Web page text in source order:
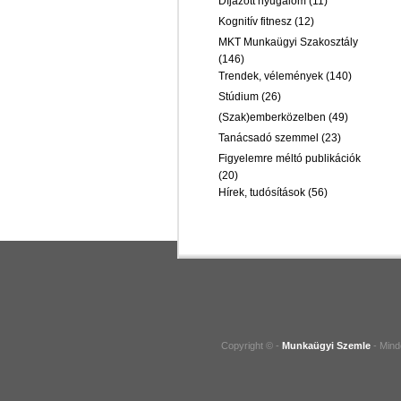
Kognitív fitnesz (12)
MKT Munkaügyi Szakosztály
(146)
Trendek, vélemények (140)
Stúdium (26)
(Szak)emberközelben (49)
Tanácsadó szemmel (23)
Figyelemre méltó publikációk
(20)
Hírek, tudósítások (56)
Copyright © - Munkaügyi Szemle -